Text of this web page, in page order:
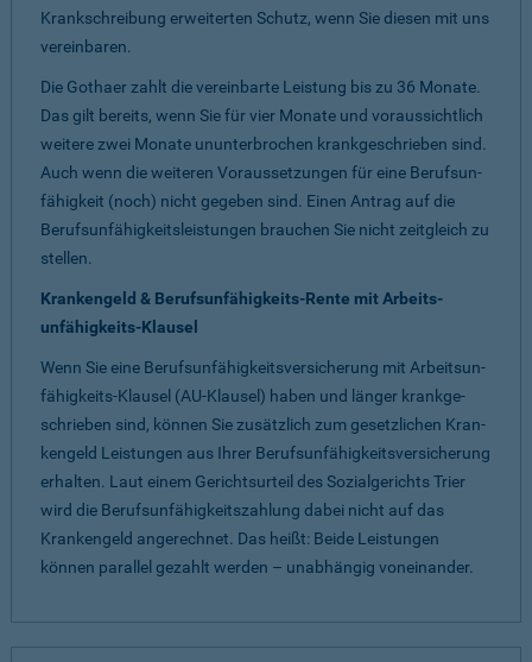
Krank­schreibung erweiterten Schutz, wenn Sie diesen mit uns
verein­baren.
Die Gothaer zahlt die vereinbarte Leistung bis zu 36 Monate.
Das gilt bereits, wenn Sie für vier Monate und voraus­sicht­lich
weitere zwei Monate ununter­brochen krankge­schrieben sind.
Auch wenn die weiteren Voraus­setzungen für eine Berufsun­
fähigkeit (noch) nicht gegeben sind. Einen Antrag auf die
Berufs­unfähig­keits­leistungen brauchen Sie nicht zeit­gleich zu
stellen.
Krankengeld & Berufsun­fähig­keits-Rente mit Arbeits­
unfähig­keits-Klausel
Wenn Sie eine Berufsunfähig­keits­ver­siche­rung mit Arbeits­un­
fähig­keits-Klausel (AU-Klausel) haben und länger krank­ge­
schrie­ben sind, können Sie zusätz­lich zum gesetz­lichen Kran­
ken­geld Leis­tungen aus Ihrer Berufs­unfähig­keits­ver­siche­rung
erhalten. Laut einem Gerichts­urteil des Sozial­gerichts Trier
wird die Berufs­unfähig­keits­zahlung dabei nicht auf das
Kranken­geld ange­rechnet. Das heißt: Beide Leis­tungen
können parallel gezahlt werden – unab­hängig von­einander.